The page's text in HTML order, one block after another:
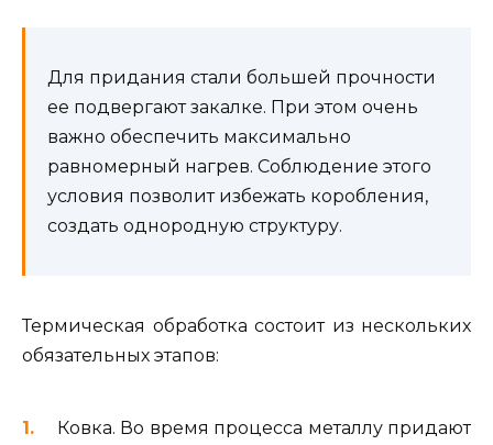
Для придания стали большей прочности
ее подвергают закалке. При этом очень
важно обеспечить максимально
равномерный нагрев. Соблюдение этого
условия позволит избежать коробления,
создать однородную структуру.
Термическая обработка состоит из нескольких
обязательных этапов:
Ковка. Во время процесса металлу придают